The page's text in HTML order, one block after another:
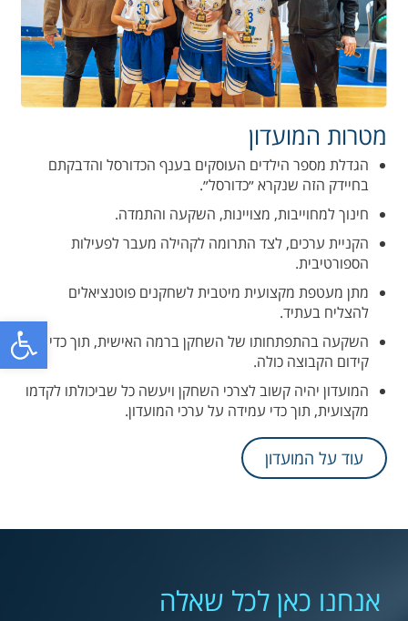
פתח
מטרות המועדון
הגדלת מספר הילדים העוסקים בענף הכדורסל והדבקתם
בחיידק הזה שנקרא ״כדורסל״.
חינוך למחוייבות, מצויינות, השקעה והתמדה.
הקניית ערכים, לצד התרומה לקהילה מעבר לפעילות
הספורטיבית.
מתן מעטפת מקצועית מיטבית לשחקנים פוטנציאלים
להצליח בעתיד.
השקעה בהתפתחותו של השחקן ברמה האישית, תוך כדי
קידום הקבוצה כולה.
המועדון יהיה קשוב לצרכי השחקן ויעשה כל שביכולתו לקדמו
מקצועית, תוך כדי עמידה על ערכי המועדון.
עוד על המועדון
אנחנו כאן לכל שאלה